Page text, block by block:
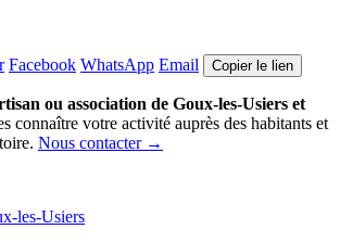
Facebook WhatsApp Email Copier le lien
ou association de Goux-les-Usiers et
connaître votre activité auprès des habitants et
Nous contacter →
les-Usiers